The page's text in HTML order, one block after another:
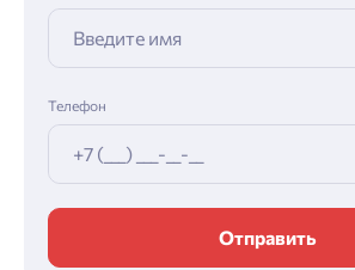
Телефон
Отправить